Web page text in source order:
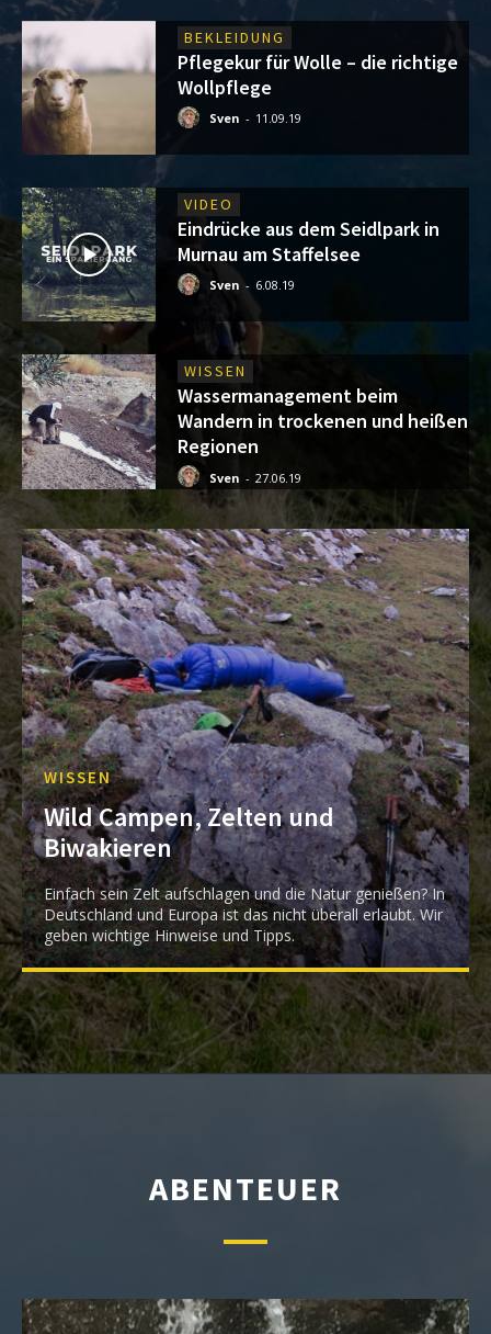
BEKLEIDUNG
Pflegekur für Wolle – die richtige
Wollpflege
Sven - 11.09.19
VIDEO
Eindrücke aus dem Seidlpark in
Murnau am Staffelsee
Sven - 6.08.19
WISSEN
Wassermanagement beim
Wandern in trockenen und heißen
Regionen
Sven - 27.06.19
WISSEN
Wild Campen, Zelten und
Biwakieren
Einfach sein Zelt aufschlagen und die Natur genießen? In
Deutschland und Europa ist das nicht überall erlaubt. Wir
geben wichtige Hinweise und Tipps.
ABENTEUER